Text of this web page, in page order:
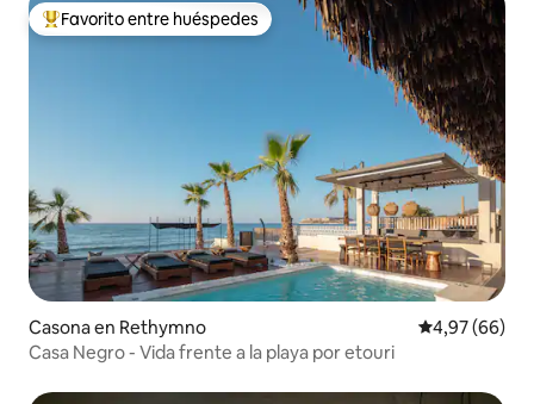
Favorito entre los huéspedes más destacados
Favorito entre huéspedes
Casona en Rethymno Calificación
4,97 (66)
Casa Negro - Vida frente a la playa por etouri